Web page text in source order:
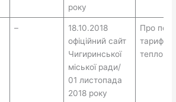
року
–
18.10.2018
офіційний сайт
Чигиринської
міської ради/
01 листопада
2018 року
Про
тарифу